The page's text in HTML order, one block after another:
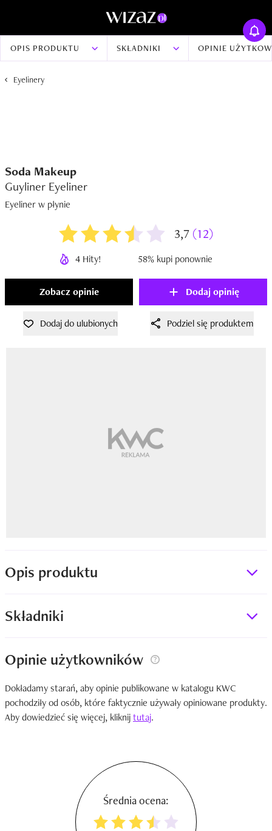
OPIS PRODUKTU SKŁADNIKI OPINIE
Eyelinery
Soda Makeup
Guyliner Eyeliner
Eyeliner w płynie
3,7 (12)
4 Hity! 58% kupi ponownie
Zobacz opinie Dodaj opinię
Dodaj do ulubionych Podziel się produktem
Opis produktu
Składniki
Opinie użytkowników
Dokładamy starań, aby opinie publikowane w katalogu KWC
pochodziły od osób, które faktycznie używały opiniowane produkty.
Aby dowiedzieć się więcej, kliknijtutaj.
Średnia ocena: